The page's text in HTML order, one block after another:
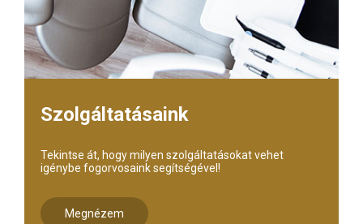
Szolgáltatásaink
Tekintse át, hogy milyen szolgáltatásokat vehet
igénybe fogorvosaink segítségével!
Megnézem